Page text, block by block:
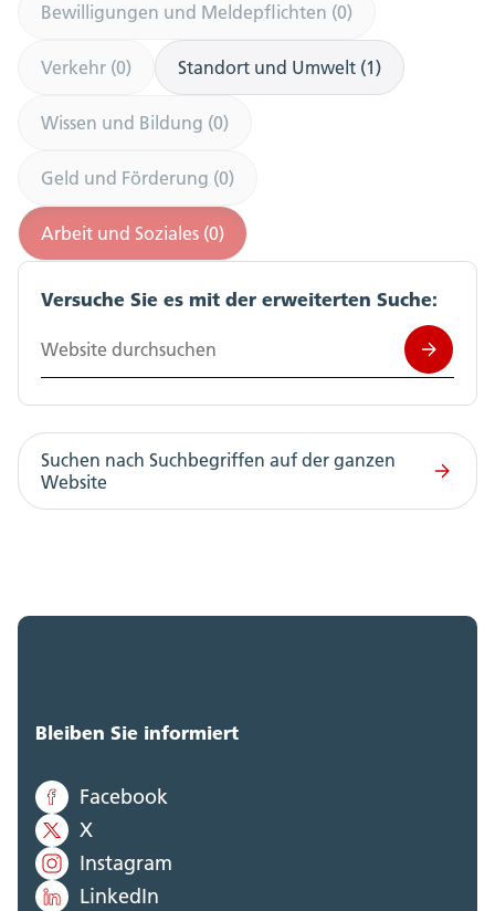
Bewilligungen und Meldepflichten (0)
Verkehr (0) Standort und Umwelt (1)
Wissen und Bildung (0)
Geld und Förderung (0)
Arbeit und Soziales (0)
Versuche Sie es mit der erweiterten Suche:
Website durchsuchen
Suchen nach Suchbegriffen auf der ganzen
Website
Bleiben Sie informiert
Facebook
X
Instagram
LinkedIn